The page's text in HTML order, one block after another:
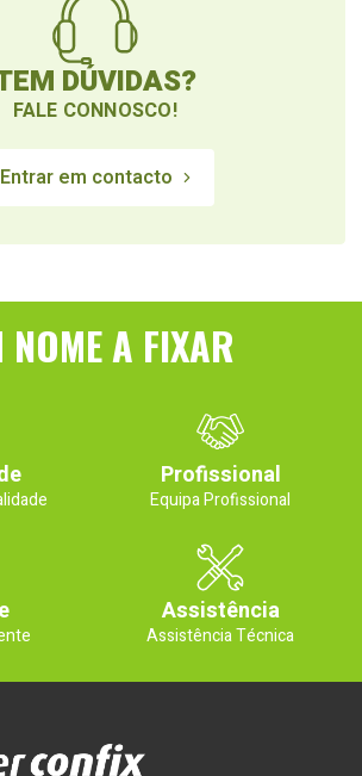
DÚVIDAS?
FALE CONNOSCO!
Entrar em contacto
NOME A FIXAR
Profissional
Equipa Profissional
Assistência
Assistência Técnica